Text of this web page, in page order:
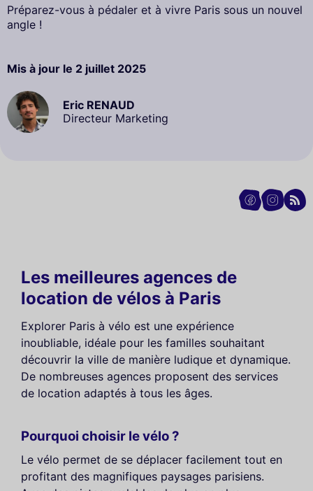
Préparez-vous à pédaler et à vivre Paris sous un nouvel
angle !
Mis à jour le 2 juillet 2025
Eric RENAUD
Directeur Marketing
Les meilleures agences de
location de vélos à Paris
Explorer Paris à vélo est une expérience
inoubliable, idéale pour les familles souhaitant
découvrir la ville de manière ludique et dynamique.
De nombreuses agences proposent des services
de location adaptés à tous les âges.
Pourquoi choisir le vélo ?
Le vélo permet de se déplacer facilement tout en
profitant des magnifiques paysages parisiens.